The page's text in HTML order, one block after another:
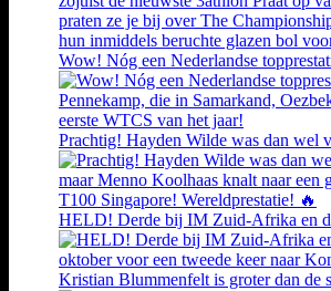
Wow! Nóg een Nederlandse
Prachtig! Hayden Wilde was dan wel
HELD! Derde bij IM Zuid-Afrika en
Kristian Blummenfelt is groter dan de